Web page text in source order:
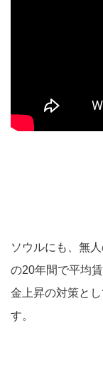
ソウルにも、無
の20年間で平均
金上昇の対策と
す。